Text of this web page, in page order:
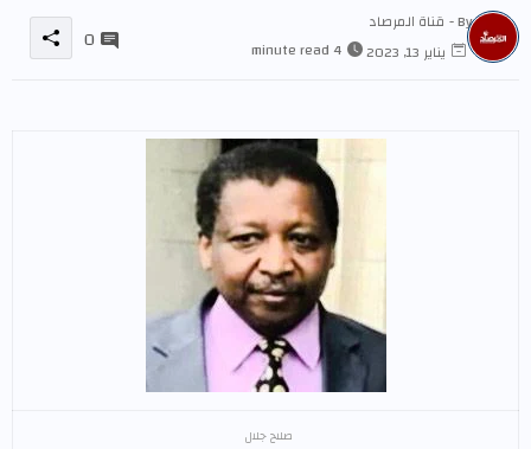
By - قناة المرصاد
يناير 13, 2023
4 minute read
0
صلاح جلال